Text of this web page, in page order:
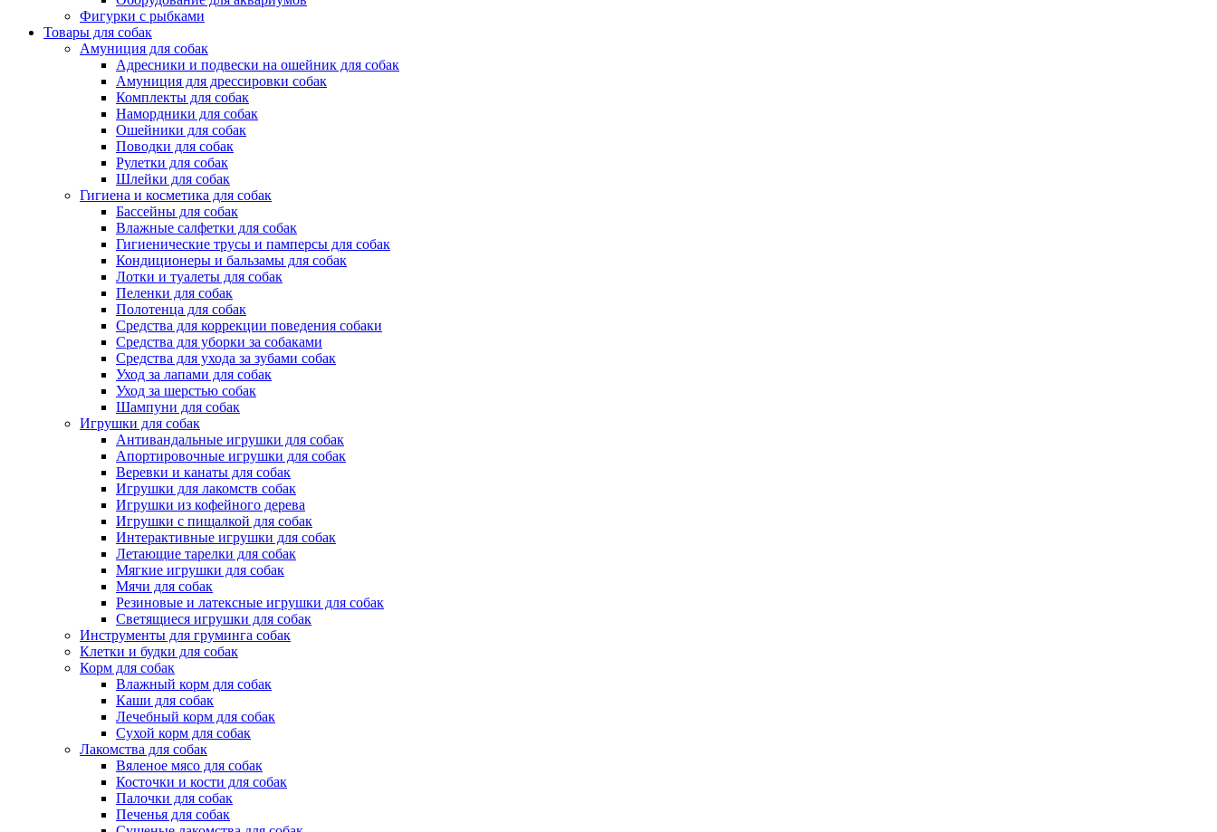
Фигурки с рыбками
Товары для собак
Амуниция для собак
Адресники и подвески на ошейник для собак
Амуниция для дрессировки собак
Комплекты для собак
Намордники для собак
Ошейники для собак
Поводки для собак
Рулетки для собак
Шлейки для собак
Гигиена и косметика для собак
Бассейны для собак
Влажные салфетки для собак
Гигиенические трусы и памперсы для собак
Кондиционеры и бальзамы для собак
Лотки и туалеты для собак
Пеленки для собак
Полотенца для собак
Средства для коррекции поведения собаки
Средства для уборки за собаками
Средства для ухода за зубами собак
Уход за лапами для собак
Уход за шерстью собак
Шампуни для собак
Игрушки для собак
Антивандальные игрушки для собак
Апортировочные игрушки для собак
Веревки и канаты для собак
Игрушки для лакомств собак
Игрушки из кофейного дерева
Игрушки с пищалкой для собак
Интерактивные игрушки для собак
Летающие тарелки для собак
Мягкие игрушки для собак
Мячи для собак
Резиновые и латексные игрушки для собак
Светящиеся игрушки для собак
Инструменты для груминга собак
Клетки и будки для собак
Корм для собак
Влажный корм для собак
Каши для собак
Лечебный корм для собак
Сухой корм для собак
Лакомства для собак
Вяленое мясо для собак
Косточки и кости для собак
Палочки для собак
Печенья для собак